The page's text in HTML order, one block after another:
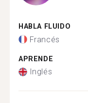
HABLA FLUIDO
Francés
APRENDE
Inglés